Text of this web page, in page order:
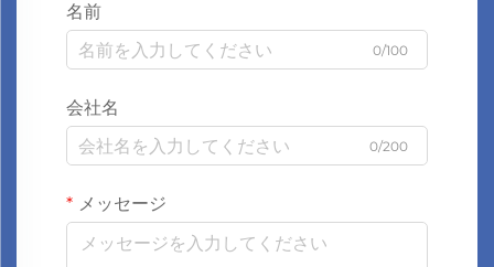
名前
0/100
会社名
0/200
メッセージ